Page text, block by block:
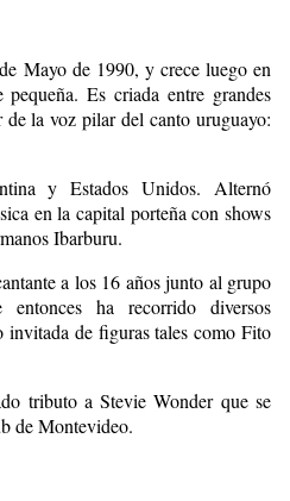
Mayo de 1990, y crece luego en
Es criada entre grandes
la voz pilar del canto uruguayo:
y Estados Unidos. Alternó
en la capital porteña con shows
Ibarburu.
a los 16 años junto al grupo
ha recorrido diversos
invitada de figuras tales como Fito
tributo a Stevie Wonder que se
de Montevideo.